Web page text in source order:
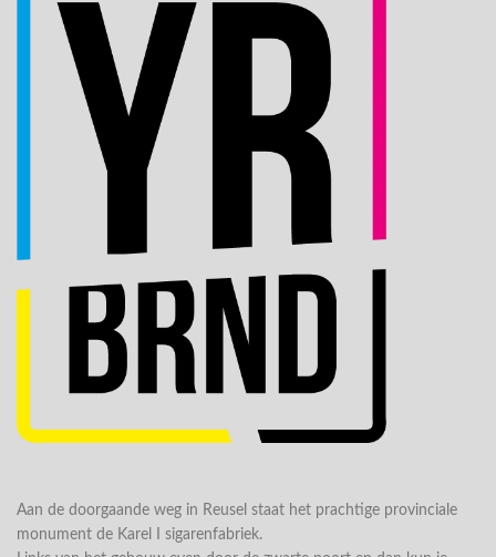
Aan de doorgaande weg in Reusel staat het prachtige provinciale
monument de Karel I sigarenfabriek.